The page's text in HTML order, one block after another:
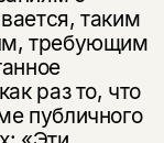
таким
требующим
раз то, что
публичного